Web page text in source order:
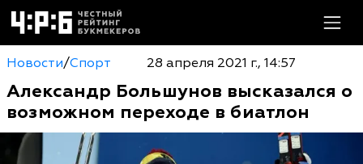
Новости/Спорт 28 апреля 2021 г., 14:57
Александр Большунов высказался о
возможном переходе в биатлон